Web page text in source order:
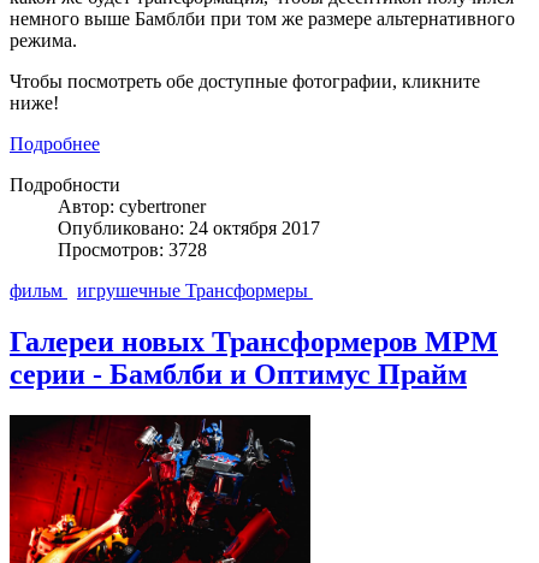
немного выше Бамблби при том же размере альтернативного
режима.
Чтобы посмотреть обе доступные фотографии, кликните
ниже!
Подробнее
Подробности
Автор: cybertroner
Опубликовано: 24 октября 2017
Просмотров: 3728
фильм
игрушечные Трансформеры
Галереи новых Трансформеров MPM
серии - Бамблби и Оптимус Прайм